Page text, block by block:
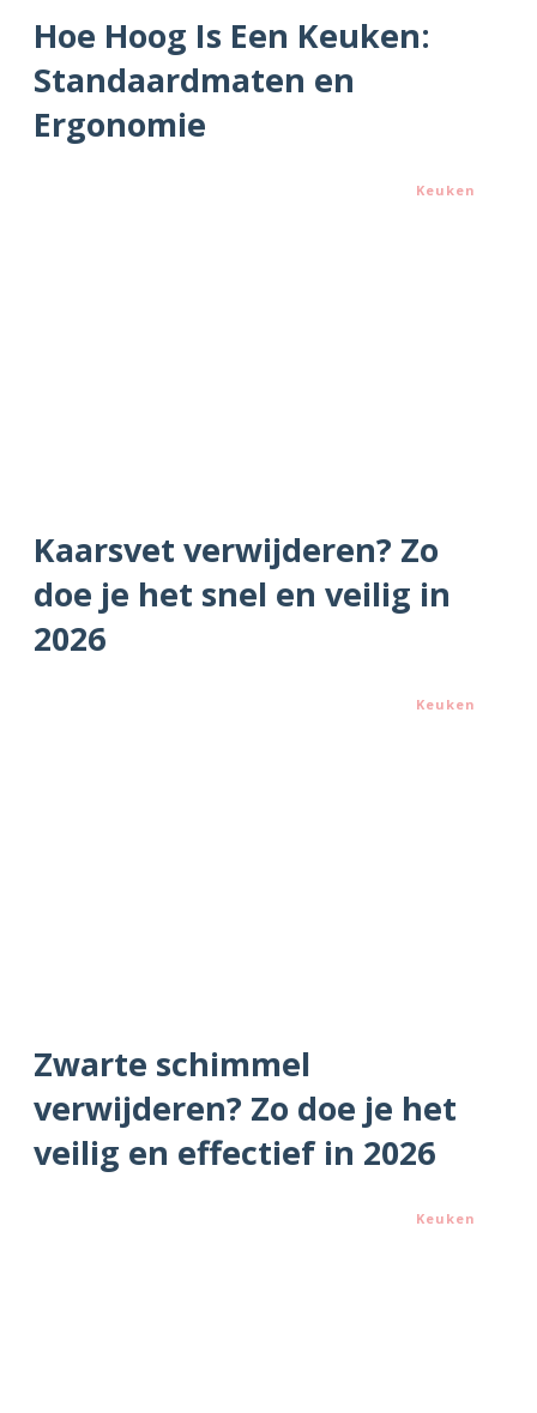
Hoe Hoog Is Een Keuken:
Standaardmaten en
Ergonomie
Keuken
Kaarsvet verwijderen? Zo
doe je het snel en veilig in
2026
Keuken
Zwarte schimmel
verwijderen? Zo doe je het
veilig en effectief in 2026
Keuken